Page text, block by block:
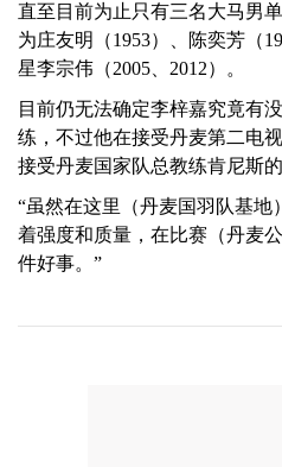
直至目前为止只有三名大马男
为庄友明（1953）、陈奕芳（
星李宗伟（2005、2012）。
目前仍无法确定李梓嘉究竟有
练，不过他在接受丹麦第二电
接受丹麦国家队总教练肯尼斯
“虽然在这里（丹麦国羽队基
着强度和质量，在比赛（丹麦
件好事。”